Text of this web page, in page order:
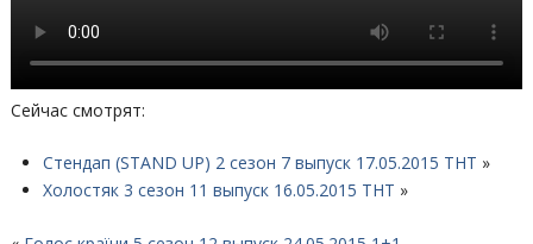
Сейчас смотрят:
Стендап (STAND UP) 2 сезон 7 выпуск 17.05.2015 ТНТ »
Холостяк 3 сезон 11 выпуск 16.05.2015 ТНТ »